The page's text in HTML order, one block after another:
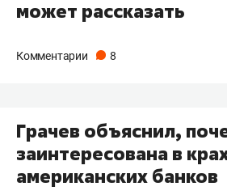
может рассказать
Комментарии 8
Грачев объяснил,
заинтересована в
американских банков